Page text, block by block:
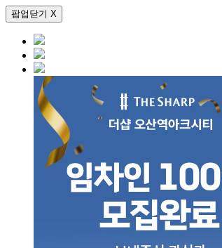
팝업닫기 X